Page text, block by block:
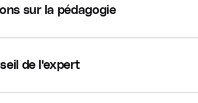
sur la pédagogie
de l'expert